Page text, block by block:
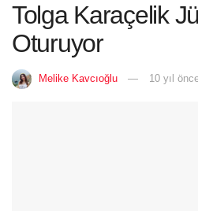
Tolga Karaçelik
Oturuyor
Melike Kavcıoğlu 10 yıl